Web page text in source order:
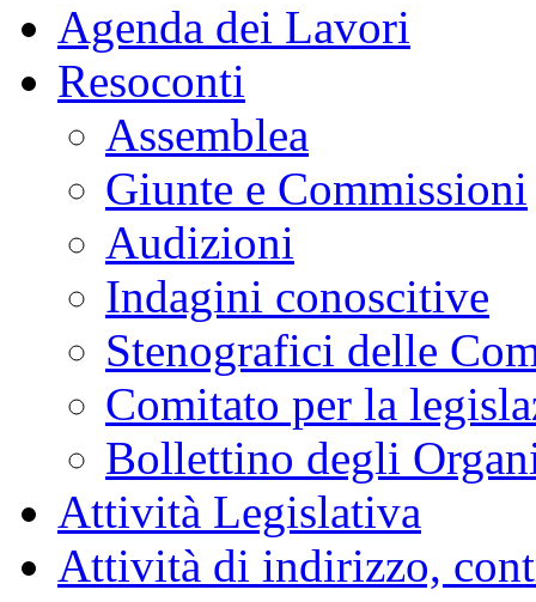
Agenda dei Lavori
Resoconti
Assemblea
Giunte e Commissioni
Audizioni
Indagini conoscitive
Stenografici delle
Comitato per la
Bollettino degli
Attività Legislativa
Attività di indirizzo,